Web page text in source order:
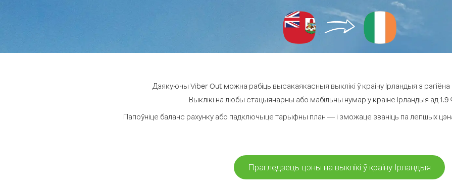
Дзякуючы Viber Out можна рабіць высакаякасныя выклікі ў краіну Ірландыя з
Выклікі на любы стацыянарны або мабільны нумар у краіне Ірландыя ад 1.9 ¢
Папоўніце баланс рахунку або падключыце тарыфны план — і зможаце званіць па лепшых цэнах
Прагледзець цэны на выклікі ў краіну Ірландыя